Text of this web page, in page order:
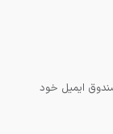
ایمیل خود